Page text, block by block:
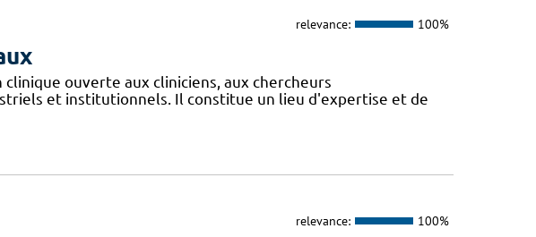
relevance: 100%
ouverte aux cliniciens, aux chercheurs
et institutionnels. Il constitue un lieu d'expertise et de
relevance: 100%